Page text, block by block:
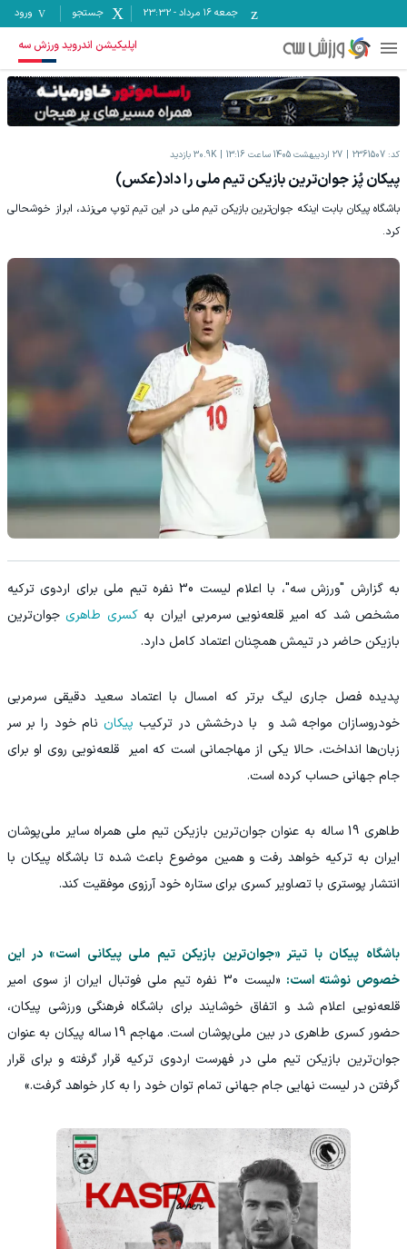
جمعه ۱۶ مرداد -
23:32 جستجو ورود
اپلیکیشن اندروید ورزش سه
کد: 2361507 27 اردیبهشت 1405 ساعت 13:16 30.9K بازدید
پیکان پُز جوان‌ترین بازیکن تیم ملی را داد(عکس)
باشگاه پیکان بابت اینکه جوان‌ترین بازیکن تیم ملی در این تیم توپ می‌زند، ابراز خوشحالی
کرد.
به گزارش "ورزش سه"، با اعلام لیست 30 نفره تیم ملی برای اردوی ترکیه
مشخص شد که امیر قلعه‌نویی سرمربی ایران بهکسری طاهریجوان‌ترین
بازیکن حاضر در تیمش همچنان اعتماد کامل دارد.
پدیده فصل جاری لیگ برتر که امسال با اعتماد سعید دقیقی سرمربی
خودروسازان مواجه شد و با درخشش در ترکیب پیکاننام خود را بر سر
زبان‌ها انداخت، حالا یکی از مهاجمانی است که امیر قلعه‌نویی روی او برای
جام جهانی حساب کرده است.
طاهری 19 ساله به عنوان جوان‌ترین بازیکن تیم ملی همراه سایر ملی‌پوشان
ایران به ترکیه خواهد رفت و همین موضوع باعث شده تا باشگاه پیکان با
انتشار پوستری با تصاویر کسری برای ستاره خود آرزوی موفقیت کند.
باشگاه پیکان با تیتر «جوان‌ترین بازیکن تیم ملی پیکانی است» در این
خصوص نوشته است:
«لیست 30 نفره تیم ملی فوتبال ایران از سوی امیر
قلعه‌نویی اعلام شد و اتفاق خوشایند برای باشگاه فرهنگی ورزشی پیکان،
حضور کسری طاهری در بین ملی‌پوشان است. مهاجم 19 ساله پیکان به عنوان
جوان‌ترین بازیکن تیم ملی در فهرست اردوی ترکیه قرار گرفته و برای قرار
گرفتن در لیست نهایی جام جهانی تمام توان خود را به کار خواهد گرفت.»